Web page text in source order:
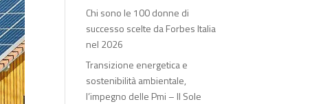
Chi sono le 100 donne di
successo scelte da Forbes Italia
nel 2026
Transizione energetica e
sostenibilità ambientale,
l’impegno delle Pmi – Il Sole